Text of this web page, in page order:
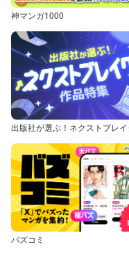
神マンガ1000
バズコミ